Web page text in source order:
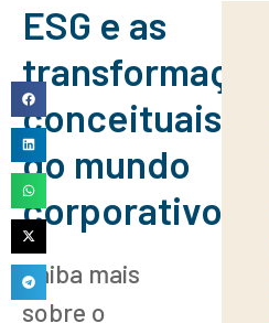
ESG e as
transformações
conceituais
do mundo
corporativo”
Saiba mais
sobre o